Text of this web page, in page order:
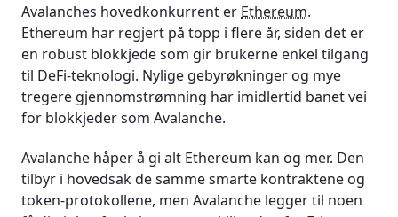
Avalanches hovedkonkurrent er Ethereum.
Ethereum har regjert på topp i flere år, siden det er
en robust blokkjede som gir brukerne enkel tilgang
til DeFi-teknologi. Nylige gebyrøkninger og mye
tregere gjennomstrømning har imidlertid banet vei
for blokkjeder som Avalanche.
Avalanche håper å gi alt Ethereum kan og mer. Den
tilbyr i hovedsak de samme smarte kontraktene og
token-protokollene, men Avalanche legger til noen